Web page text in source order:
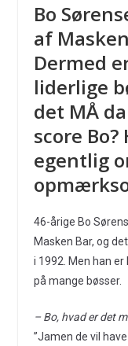
Bo
af
Dermed
liderlige
det MÅ
score
egentlig
46-årige Bo
Masken Bar, og
i 1992. Men han
på mange bøsser.
– Bo, hvad er det
”Jamen de vil